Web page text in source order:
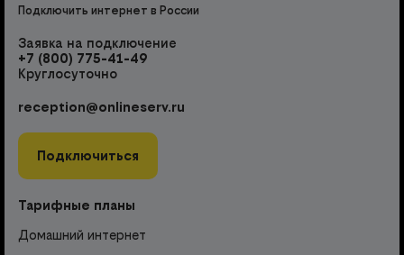
Подключить интернет в России
Заявка на подключение
+7 (800) 775-41-49
Круглосуточно
reception@onlineserv.ru
Подключиться
Тарифные планы
Домашний интернет